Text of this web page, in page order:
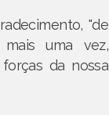
"de
uma vez,
da nossa